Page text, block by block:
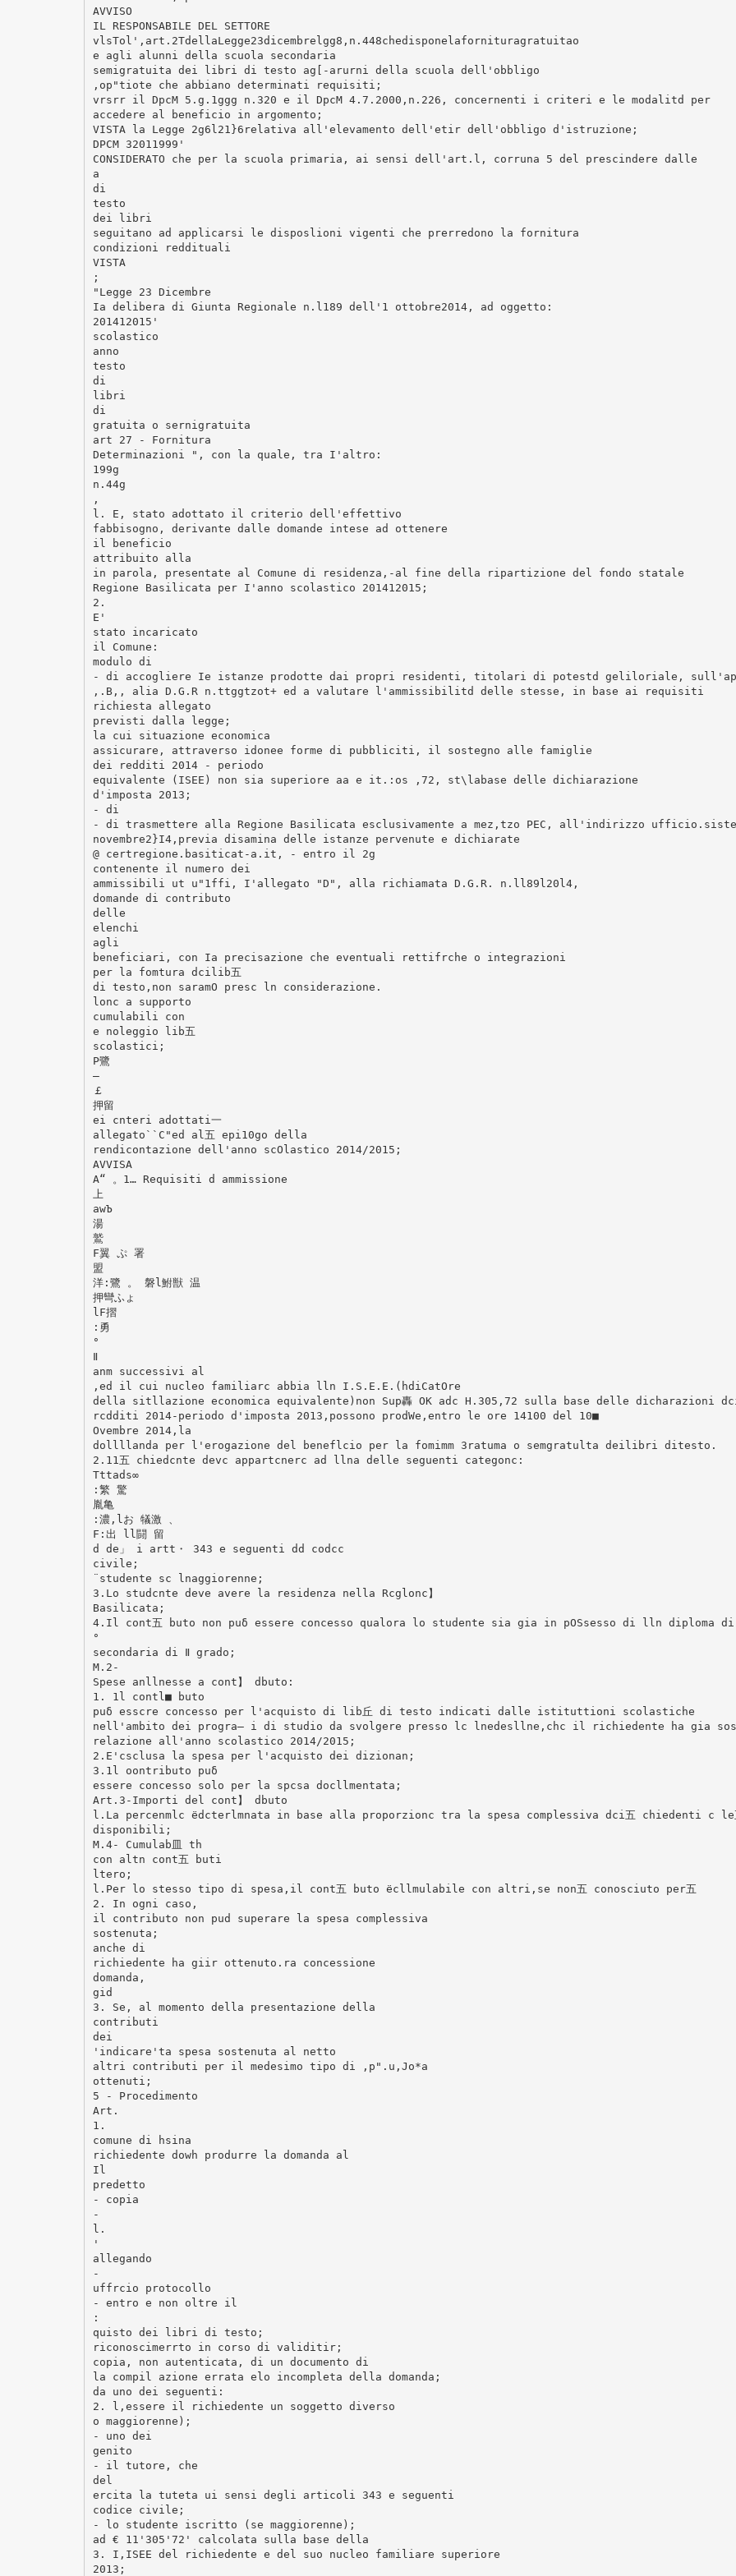
AVVISO
IL RESPONSABILE DEL SETTORE
vlsTol',art.2TdellaLegge23dicembrelgg8,n.448chedisponelafornituragratuitao
e agli alunni della scuola secondaria
semigratuita dei libri di testo ag[-arurni della scuola dell'obbligo
,op"tiote che abbiano determinati requisiti;
vrsrr il DpcM 5.g.1ggg n.320 e il DpcM 4.7.2000,n.226, concernenti i criteri e le modalitd per
accedere al beneficio in argomento;
VISTA la Legge 2g6l21}6relativa all'elevamento dell'etir dell'obbligo d'istruzione;
DPCM 32011999'
CONSIDERATO che per la scuola primaria, ai sensi dell'art.l, corruna 5 del prescindere dalle
a
di
testo
dei libri
seguitano ad applicarsi le disposlioni vigenti che prerredono la fornitura
condizioni reddituali
VISTA
;
"Legge 23 Dicembre
Ia delibera di Giunta Regionale n.l189 dell'1 ottobre2014, ad oggetto:
201412015'
scolastico
anno
testo
di
libri
di
gratuita o sernigratuita
art 27 - Fornitura
Determinazioni ", con la quale, tra I'altro:
199g
n.44g
,
l. E, stato adottato il criterio dell'effettivo
fabbisogno, derivante dalle domande intese ad ottenere
il beneficio
attribuito alla
in parola, presentate al Comune di residenza,-al fine della ripartizione del fondo statale
Regione Basilicata per I'anno scolastico 201412015;
2.
E'
stato incaricato
il Comune:
modulo di
- di accogliere Ie istanze prodotte dai propri residenti, titolari di potestd geliloriale,
,.B,, alia D.G.R n.ttggtzot+ ed a valutare l'ammissibilitd delle stesse, in base ai requisiti
richiesta allegato
previsti dalla legge;
la cui situazione economica
assicurare, attraverso idonee forme di pubbliciti, il sostegno alle famiglie
dei redditi 2014 - periodo
equivalente (ISEE) non sia superiore aa e it.:os ,72, st\labase delle dichiarazione
d'imposta 2013;
- di
- di trasmettere alla Regione Basilicata esclusivamente a mez,tzo PEC, all'indirizzo
novembre2}I4,previa disamina delle istanze pervenute e dichiarate
@ certregione.basiticat-a.it, - entro il 2g
contenente il numero dei
ammissibili ut u"1ffi, I'allegato "D", alla richiamata D.G.R. n.ll89l20l4,
domande di contributo
delle
elenchi
agli
beneficiari, con Ia precisazione che eventuali rettifrche o integrazioni
per la fomtura dcilib五
di testo,non saramO presc ln considerazione.
lonc a supporto
cumulabili con
e noleggio lib五
scolastici;
P鷺
―
￡
押留
ei cnteri adottati一
allegato``C"ed al五 epi10go della
rendicontazione dell'anno scOlastico 2014/2015;
AVVISA
A“ 。1… Requisiti d ammissione
上
awЪ
湯
鷲
F翼 ぷ 署
盟
洋:鷺 。 磐l鮒獣 温
押彎ふょ
lF摺
:勇
°
Ⅱ
anm successivi al
,ed il cui nucleo familiarc abbia lln I.S.E.E.(hdiCatOre
della sitllazione economica equivalente)non Sup轟 OК adc H.305,72 sulla base delle dicharazioni
rcdditi 2014-periodo d'imposta 2013,possono prodWe,entro le ore 14100 del 10■
Ovembre 2014,la
dollllanda per l'erogazione del beneflcio per la fomimm 3ratuma o semgratulta deilibri ditesto.
2.11五 chiedcnte devc appartcnerc ad llna delle seguenti categonc:
Tttads∞
:繁 驚
胤亀
:濃,lお 犠激 、
F:出 ll闘 留
d de」 i artt・ 343 e seguenti dd codcc
civile;
¨studente sc lnaggiorenne;
3.Lo studcnte deve avere la residenza nella Rcglonc】
Basilicata;
4.Il cont五 buto non puδ essere concesso qualora lo studente sia gia in pOSsesso di lln diploma
°
secondaria di Ⅱ grado;
M.2‐
Spese anllnesse a cont】 dbuto:
1. 1l contl■ buto
puδ esscre concesso per l'acquisto di lib丘 di testo indicati dalle istituttioni scolastiche
nell'ambito dei progra― i di studio da svolgere presso lc lnedesllne,chc il richiedente ha gia
relazione all'anno scolastico 2014/2015;
2.E'csclusa la spesa per l'acquisto dei dizionan;
3.1l oontributo puδ
essere concesso solo per la spcsa docllmentata;
Art.3-Importi del cont】 dbuto
l.La percenmlc ёdcterlmnata in base alla proporzionc tra la spesa complessiva dci五 chiedenti c le
disponibili;
M.4‐ Cumulab皿 th
con altn cont五 buti
ltero;
l.Per lo stesso tipo di spesa,il cont五 buto ёcllmulabile con altri,se non五 conosciuto per五
2. In ogni caso,
il contributo non pud superare la spesa complessiva
sostenuta;
anche di
richiedente ha giir ottenuto.ra concessione
domanda,
gid
3. Se, al momento della presentazione della
contributi
dei
'indicare'ta spesa sostenuta al netto
altri contributi per il medesimo tipo di ,p".u,Jo*a
ottenuti;
5 - Procedimento
Art.
1.
comune di hsina
richiedente dowh produrre la domanda al
Il
predetto
- copia
-
l.
'
allegando
-
uffrcio protocollo
- entro e non oltre il
:
quisto dei libri di testo;
riconoscimerrto in corso di validitir;
copia, non autenticata, di un documento di
la compil azione errata elo incompleta della domanda;
da uno dei seguenti:
2. l,essere il richiedente un soggetto diverso
o maggiorenne);
- uno dei
genito
- il tutore, che
del
ercita la tuteta ui sensi degli articoli 343 e seguenti
codice civile;
- lo studente iscritto (se maggiorenne);
ad € 11'305'72' calcolata sulla base della
3. I,ISEE del richiedente e del suo nucleo familiare superiore
2013;